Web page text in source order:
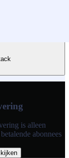
is alleen
abonnees